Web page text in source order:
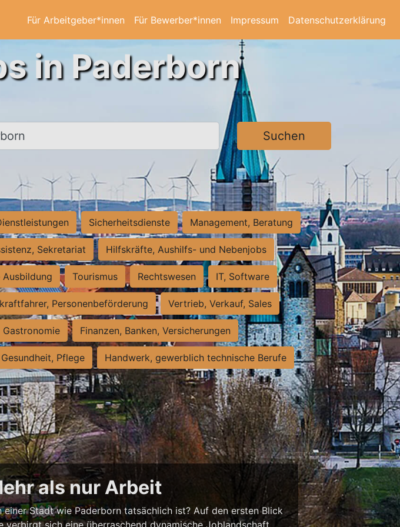
Für Arbeitgeber*innen Für Bewerber*innen Impressum Datenschutzerklärung
in Paderborn
Suchen
Sicherheitsdienste Management, Beratung
Sekretariat Hilfskräfte, Aushilfs- und Nebenjobs
Tourismus Rechtswesen IT, Software
Personenbeförderung Vertrieb, Verkauf, Sales
Gastronomie Finanzen, Banken, Versicherungen
Pflege Handwerk, gewerblich technische Berufe
als nur Arbeit
Stadt wie Paderborn tatsächlich ist? Auf den ersten Blick